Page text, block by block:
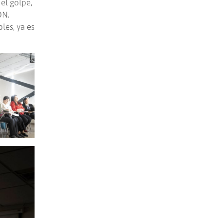
golpe,
ya es